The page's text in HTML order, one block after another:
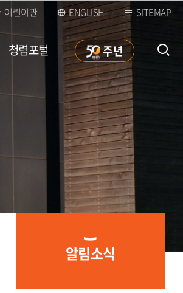
어린이관 ENGLISH SITEMAP
청렴포털 50
주년
알림소식